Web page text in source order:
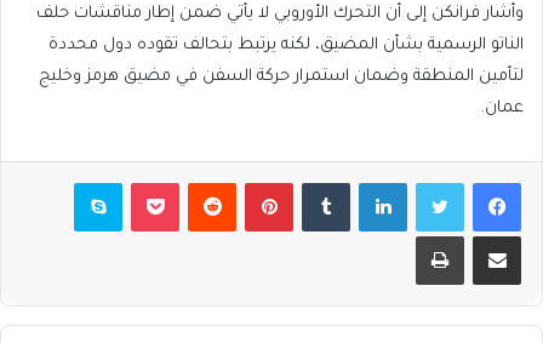
وأشار فرانكن إلى أن التحرك الأوروبي لا يأتي ضمن إطار مناقشات حلف
الناتو الرسمية بشأن المضيق، لكنه يرتبط بتحالف تقوده دول محددة
لتأمين المنطقة وضمان استمرار حركة السفن في مضيق هرمز وخليج
عمان.
فيسبوكتويتر لينكدإن بينتيريست بوكيت سكايب
مشاركة عبر البريد طباعة